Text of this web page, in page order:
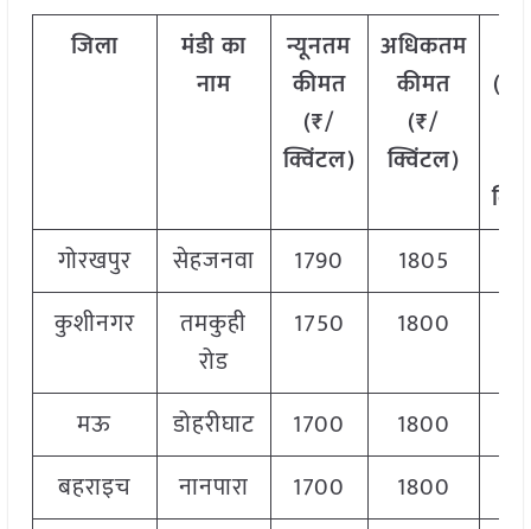
जिला
मंडी का
नाम
न्यूनतम
कीमत
(₹/
क्विंटल)
अधिकतम
कीमत
(₹/
क्विंटल)
गोरखपुर
सेहजनवा 1790 1805
कुशीनगर
तमकुही
रोड
1750 1800
मऊ डोहरीघाट 1700 1800
बहराइच
नानपारा 1700 1800